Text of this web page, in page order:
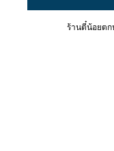
ร้านตี๋น้อยตก